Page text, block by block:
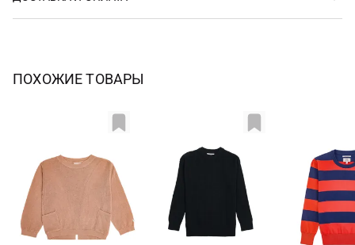
ПОХОЖИЕ ТОВАРЫ